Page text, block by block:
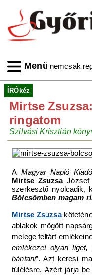
Menü nemcsak
ÍRÓkéz
Mirtse
ringatom
Szilvási Krisztián
A Magyar Napló Kiadó
Mirtse ZsuzsaJózsef
szerkesztő nyolcadik,
Bölcsőmben magam
Mirtse Zsuzsa
ablakok mögött
melege feltárt
emlékezet olyan
bántani”. Azt keresi
túlélésre. Azért járja